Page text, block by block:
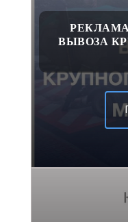
ВЫВОЗА